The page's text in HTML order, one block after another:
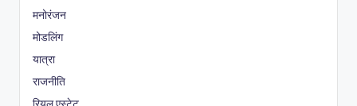
मनोरंजन
मोडलिंग
यात्रा
राजनीति